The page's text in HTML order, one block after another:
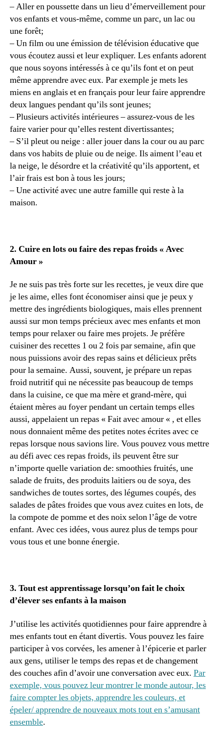
– Aller en poussette dans un lieu d’émerveillement pour
vos enfants et vous-même, comme un parc, un lac ou
une forêt;
– Un film ou une émission de télévision éducative que
vous écoutez aussi et leur expliquer. Les enfants adorent
que nous soyons intéressés à ce qu’ils font et on peut
même apprendre avec eux. Par exemple je mets les
miens en anglais et en français pour leur faire apprendre
deux langues pendant qu’ils sont jeunes;
– Plusieurs activités intérieures – assurez-vous de les
faire varier pour qu’elles restent divertissantes;
– S’il pleut ou neige : aller jouer dans la cour ou au parc
dans vos habits de pluie ou de neige. Ils aiment l’eau et
la neige, le désordre et la créativité qu’ils apportent, et
l’air frais est bon à tous les jours;
– Une activité avec une autre famille qui reste à la
maison.
2. Cuire en lots ou faire des repas froids « Avec
Amour »
Je ne suis pas très forte sur les recettes, je veux dire que
je les aime, elles font économiser ainsi que je peux y
mettre des ingrédients biologiques, mais elles prennent
aussi sur mon temps précieux avec mes enfants et mon
temps pour relaxer ou faire mes projets. Je préfère
cuisiner des recettes 1 ou 2 fois par semaine, afin que
nous puissions avoir des repas sains et délicieux prêts
pour la semaine. Aussi, souvent, je prépare un repas
froid nutritif qui ne nécessite pas beaucoup de temps
dans la cuisine, ce que ma mère et grand-mère, qui
étaient mères au foyer pendant un certain temps elles
aussi, appelaient un repas « Fait avec amour « , et elles
nous donnaient même des petites notes écrites avec ce
repas lorsque nous savions lire. Vous pouvez vous mettre
au défi avec ces repas froids, ils peuvent être sur
n’importe quelle variation de: smoothies fruités, une
salade de fruits, des produits laitiers ou de soya, des
sandwiches de toutes sortes, des légumes coupés, des
salades de pâtes froides que vous avez cuites en lots, de
la compote de pomme et des noix selon l’âge de votre
enfant. Avec ces idées, vous aurez plus de temps pour
vous tous et une bonne énergie.
3. Tout est apprentissage lorsqu’on fait le choix
d’élever ses enfants à la maison
J’utilise les activités quotidiennes pour faire apprendre à
mes enfants tout en étant divertis. Vous pouvez les faire
participer à vos corvées, les amener à l’épicerie et parler
aux gens, utiliser le temps des repas et de changement
des couches afin d’avoir une conversation avec eux. Par
exemple, vous pouvez leur montrer le monde autour, les
faire compter les objets, apprendre les couleurs, et
épeler/ apprendre de nouveaux mots tout en s’amusant
ensemble.